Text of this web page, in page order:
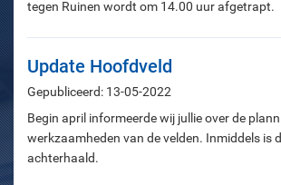
tegen Ruinen wordt om 14.00 uur afgetrapt.
Update Hoofdveld
Gepubliceerd: 13-05-2022
Begin april informeerde wij jullie over de
werkzaamheden van de velden. Inmiddels is
achterhaald.